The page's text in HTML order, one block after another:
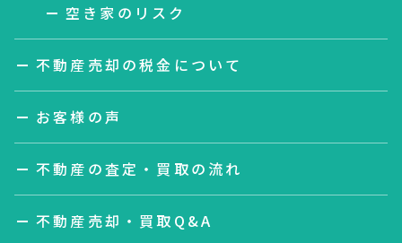
空き家のリスク
不動産売却の税金について
お客様の声
不動産の査定・買取の流れ
不動産売却・買取Q&A